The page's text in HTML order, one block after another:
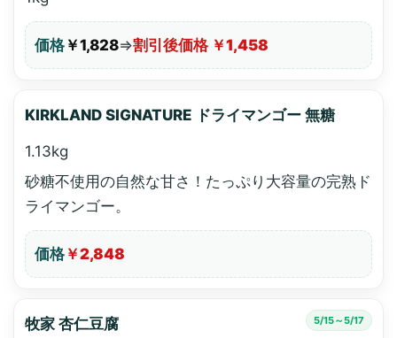
価格 ￥1,828⇒割引後価格 ￥1,458
KIRKLAND SIGNATURE ドライマンゴー 無糖
1.13kg
砂糖不使用の自然な甘さ！たっぷり大容量の完熟ド
ライマンゴー。
価格 ￥2,848
牧家 杏仁豆腐 5/15～5/17